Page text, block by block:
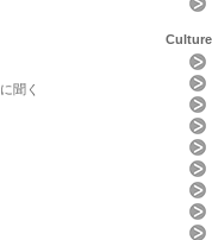
聞く
Culture